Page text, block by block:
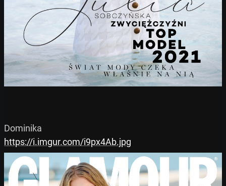
https://i.imgur.com/i9px4Ab.jpg